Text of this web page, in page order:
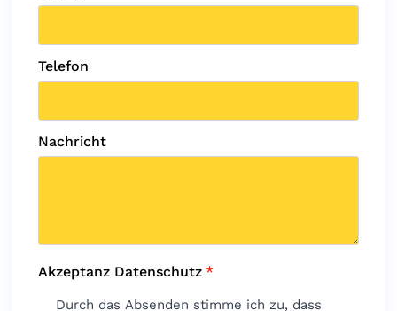
Telefon
Nachricht
Akzeptanz Datenschutz *
Durch das Absenden stimme ich zu, dass